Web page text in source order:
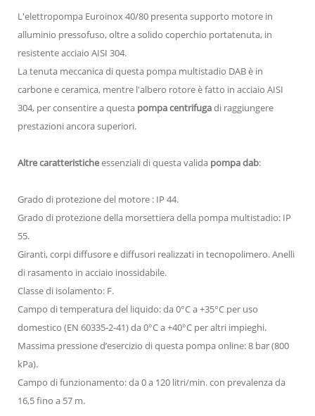
L'elettropompa Euroinox 40/80 presenta supporto motore in
alluminio pressofuso, oltre a solido coperchio portatenuta, in
resistente acciaio AISI 304.
La tenuta meccanica di questa pompa multistadio DAB è in
carbone e ceramica, mentre l'albero rotore è fatto in acciaio AISI
304, per consentire a questa pompa centrifugadi raggiungere
prestazioni ancora superiori.
Altre caratteristicheessenziali di questa valida pompa dab:
Grado di protezione del motore : IP 44.
Grado di protezione della morsettiera della pompa multistadio: IP
55.
Giranti, corpi diffusore e diffusori realizzati in tecnopolimero. Anelli
di rasamento in acciaio inossidabile.
Classe di isolamento: F.
Campo di temperatura del liquido: da 0°C a +35°C per uso
domestico (EN 60335-2-41) da 0°C a +40°C per altri impieghi.
Massima pressione d’esercizio di questa pompa online: 8 bar (800
kPa).
Campo di funzionamento: da 0 a 120 litri/min. con prevalenza da
16,5 fino a 57 m.